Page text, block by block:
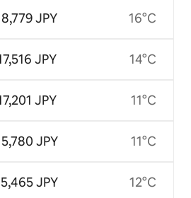
JPY
JPY
JPY
JPY
JPY
16°C
14°C
11°C
11°C
12°C